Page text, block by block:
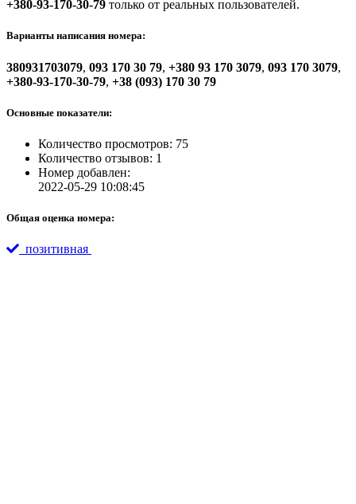
+380-93-170-30-79 только от реальных пользователей.
Варианты написания номера:
380931703079, 093 170 30 79, +380 93 170 3079, 093 170 3079,
+380-93-170-30-79, +38 (093) 170 30 79
Основные показатели:
Количество просмотров: 75
Количество отзывов: 1
Номер добавлен:
2022-05-29 10:08:45
Общая оценка номера:
позитивная